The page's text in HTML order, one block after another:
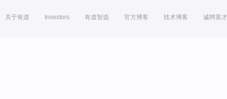
关于有道 Investors 有道智选 官方博客 技术博客 诚聘英才